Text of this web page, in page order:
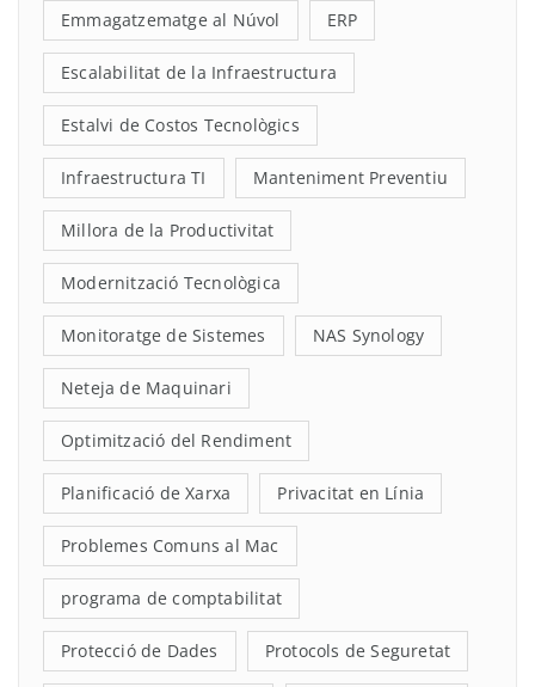
Emmagatzematge al Núvol ERP
Escalabilitat de la Infraestructura
Estalvi de Costos Tecnològics
Infraestructura TI Manteniment Preventiu
Millora de la Productivitat
Modernització Tecnològica
Monitoratge de Sistemes NAS Synology
Neteja de Maquinari
Optimització del Rendiment
Planificació de Xarxa Privacitat en Línia
Problemes Comuns al Mac
programa de comptabilitat
Protecció de Dades Protocols de Seguretat